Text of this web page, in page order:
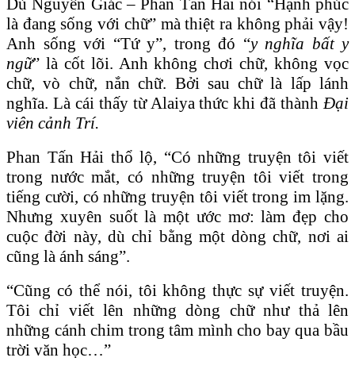
Dù Nguyên Giác – Phan Tấn Hải nói “Hạnh phúc
là đang sống với chữ” mà thiệt ra không phải vậy!
Anh sống với “Tứ y”, trong đó “y nghĩa bất y
ngữ” là cốt lõi. Anh không chơi chữ, không vọc
chữ, vò chữ, nắn chữ. Bởi sau chữ là lấp lánh
nghĩa. Là cái thấy từ Alaiya thức khi đã thànhĐại
viên cảnh Trí.
Phan Tấn Hải thổ lộ, “Có những truyện tôi viết
trong nước mắt, có những truyện tôi viết trong
tiếng cười, có những truyện tôi viết trong im lặng.
Nhưng xuyên suốt là một ước mơ: làm đẹp cho
cuộc đời này, dù chỉ bằng một dòng chữ, nơi ai
cũng là ánh sáng”.
“Cũng có thể nói, tôi không thực sự viết truyện.
Tôi chỉ viết lên những dòng chữ như thả lên
những cánh chim trong tâm mình cho bay qua bầu
trời văn học…”